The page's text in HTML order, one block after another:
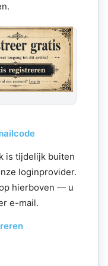
is tijdelijk buiten
loginprovider.
hierboven — u
e-mail.